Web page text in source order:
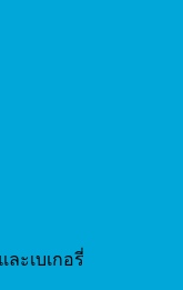
ละเบเกอรี่